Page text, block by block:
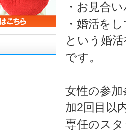
・お見合
・婚活を
という婚
です。
女性の参
加2回目以
専任のス